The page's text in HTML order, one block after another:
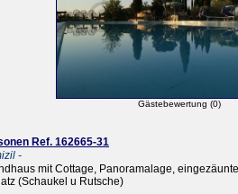
Gästebewertung (0)
Ref. 162665-31
mit Cottage, Panoramalage, eingezäunter
u Rutsche)